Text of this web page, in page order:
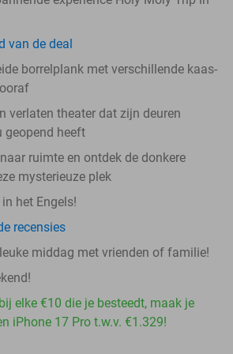
van de deal
borrelplank met verschillende kaas-
verlaten theater dat zijn deuren
geopend heeft
ruimte en ontdek de donkere
mysterieuze plek
het Engels!
recensies
middag met vrienden of familie!
elke €10 die je besteedt, maak je
iPhone 17 Pro t.w.v. €1.329!